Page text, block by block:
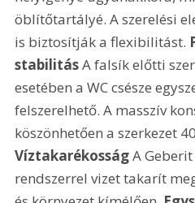
öblítőtartályé. A szerelési
is biztosítják a flexibilitást.
stabilitás A falsík előtti
esetében a WC csésze
felszerelhető. A masszív
köszönhetően a szerkezet
Víztakarékosság A
rendszerrel vizet takarít